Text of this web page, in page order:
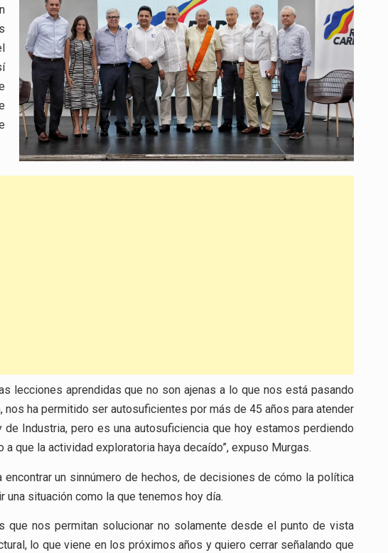
lecciones aprendidas que no son ajenas a lo que nos está pasando
nos ha permitido ser autosuficientes por más de 45 años para atender
de Industria, pero es una autosuficiencia que hoy estamos perdiendo
que la actividad exploratoria haya decaído”, expuso Murgas.
un sinnúmero de hechos, de decisiones de cómo la política
situación como la que tenemos hoy día.
que nos permitan solucionar no solamente desde el punto de vista
lo que viene en los próximos años y quiero cerrar señalando que